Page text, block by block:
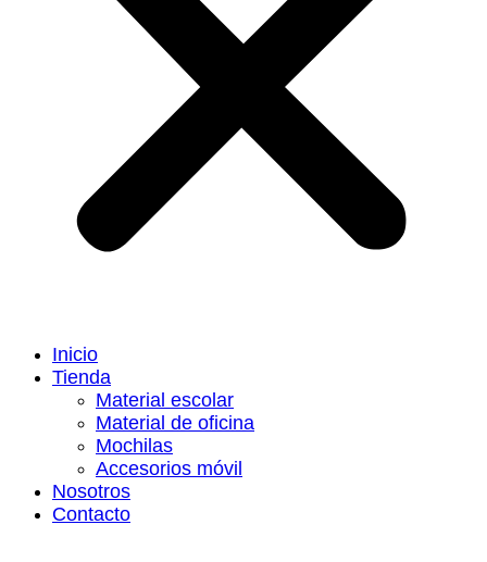
Inicio
Tienda
Material escolar
Material de oficina
Mochilas
Accesorios móvil
Nosotros
Contacto